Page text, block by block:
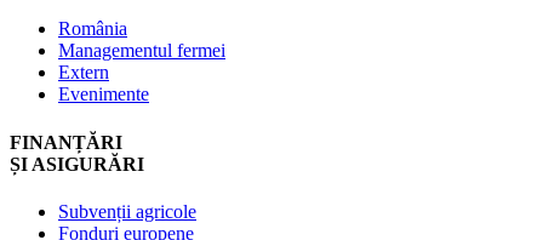
România
Managementul fermei
Extern
Evenimente
FINANȚĂRI
ȘI ASIGURĂRI
Subvenții agricole
Fonduri europene